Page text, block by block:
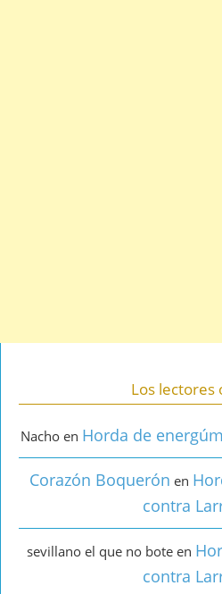
Los lectores
Nacho en Horda de
Corazón Boquerón en
contra
sevillano el que no bote en
contra